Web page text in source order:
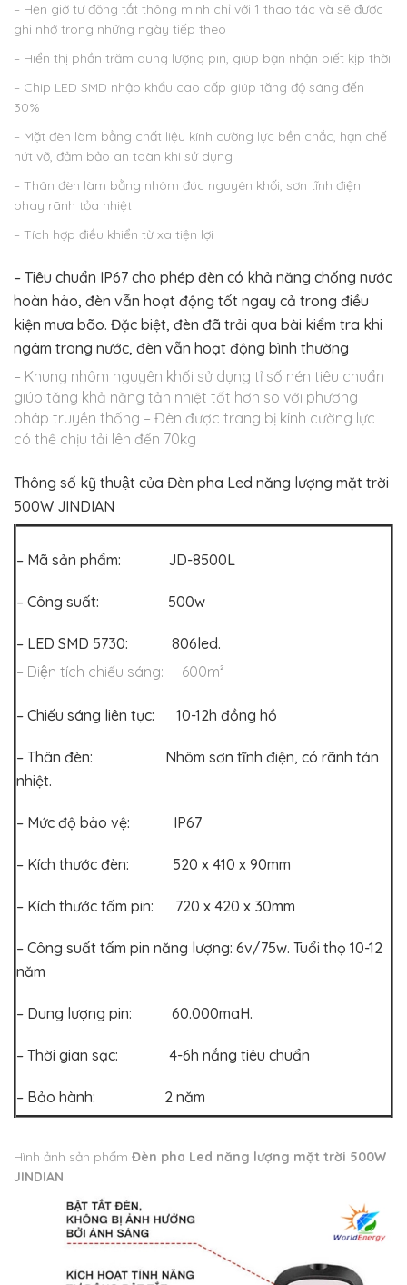
– Hẹn giờ tự động tắt thông minh chỉ với 1 thao tác và sẽ được
ghi nhớ trong những ngày tiếp theo
– Hiển thị phần trăm dung lượng pin, giúp bạn nhận biết kịp thời
– Chip LED SMD nhập khẩu cao cấp giúp tăng độ sáng đến
30%
– Mặt đèn làm bằng chất liệu kính cường lực bền chắc, hạn chế
nứt vỡ, đảm bảo an toàn khi sử dụng
– Thân đèn làm bằng nhôm đúc nguyên khối, sơn tĩnh điện
phay rãnh tỏa nhiệt
– Tích hợp điều khiển từ xa tiện lợi
– Tiêu chuẩn IP67 cho phép đèn có khả năng chống nước
hoàn hảo, đèn vẫn hoạt động tốt ngay cả trong điều
kiện mưa bão. Đặc biệt, đèn đã trải qua bài kiểm tra khi
ngâm trong nước, đèn vẫn hoạt động bình thường
– Khung nhôm nguyên khối sử dụng tỉ số nén tiêu chuẩn
giúp tăng khả năng tản nhiệt tốt hơn so với phương
pháp truyền thống – Đèn được trang bị kính cường lực
có thể chịu tải lên đến 70kg
Thông số kỹ thuật của Đèn pha Led năng lượng mặt trời
500W JINDIAN
– Mã sản phẩm: JD-8500L
– Công suất: 500w
– LED SMD 5730: 806led.
– Diện tích chiếu sáng: 600m²
– Chiếu sáng liên tục: 10-12h đồng hồ
– Thân đèn: Nhôm sơn tĩnh điện, có rãnh tản
nhiệt.
– Mức độ bảo vệ: IP67
– Kích thước đèn: 520 x 410 x 90mm
– Kích thước tấm pin: 720 x 420 x 30mm
– Công suất tấm pin năng lượng: 6v/75w. Tuổi thọ 10-12
năm
– Dung lượng pin: 60.000maH.
– Thời gian sạc: 4-6h nắng tiêu chuẩn
– Bảo hành: 2 năm
Hình ảnh sản phẩm Đèn pha Led năng lượng mặt trời 500W
JINDIAN